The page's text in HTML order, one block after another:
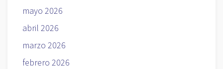
mayo 2026
abril 2026
marzo 2026
febrero 2026